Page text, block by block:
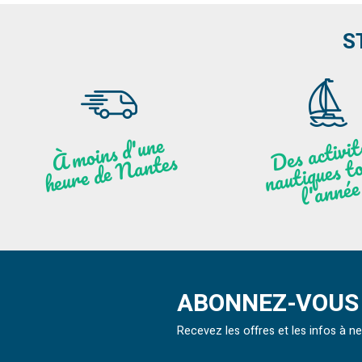
À
moi
ns
d'u
ne
heu
re
de
N
a
ntes quesnée
ABONNEZ-
Recevez les offres et les infos à